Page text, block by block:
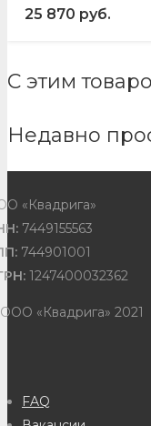
25 870 руб.
С этим
Недавно
«Квадрига»
7449155563
744901001
1247400032362
«Квадрига» 2021
FAQ